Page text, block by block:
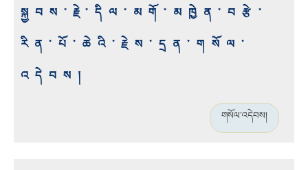
སྐྱབས་རྗེ་དིལ་མགོ་མཁྱེན་བརྩེ་
རིན་པོ་ཆེའི་རྗེས་དྲན་གསོལ་
འདེབས།
གསོལ་འདེབས།